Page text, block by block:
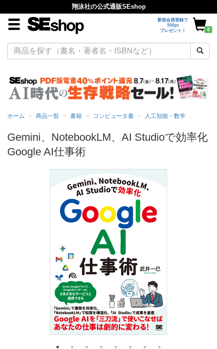
翔泳社の公式通販SEshop
新規会員登録で
500pt
プレゼント！
0
ホーム 商品一覧 書籍 コンピュータ書 人工知能・数学
Gemini、NotebookLM、AI Studioで効率化
Google AI仕事術